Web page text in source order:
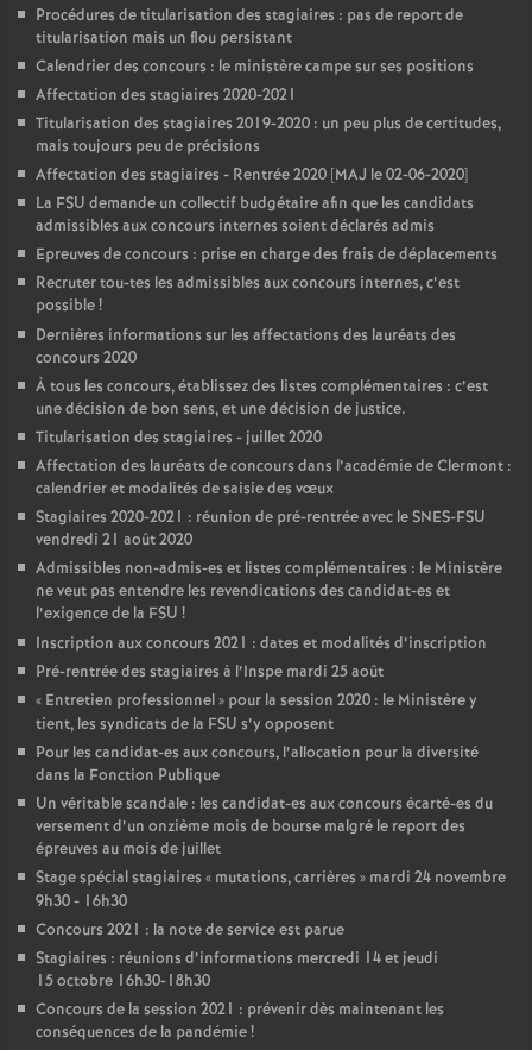
Procédures de titularisation des stagiaires : pas de report de
titularisation mais un flou persistant
Calendrier des concours : le ministère campe sur ses positions
Affectation des stagiaires 2020-2021
Titularisation des stagiaires 2019-2020 : un peu plus de certitudes,
mais toujours peu de précisions
Affectation des stagiaires - Rentrée 2020 [MAJ le 02-06-2020]
La FSU demande un collectif budgétaire afin que les candidats
admissibles aux concours internes soient déclarés admis
Epreuves de concours : prise en charge des frais de déplacements
Recruter tou-tes les admissibles aux concours internes, c’est
possible!
Dernières informations sur les affectations des lauréats des
concours 2020
À tous les concours, établissez des listes complémentaires : c’est
une décision de bon sens, et une décision de justice.
Titularisation des stagiaires - juillet 2020
Affectation des lauréats de concours dans l’académie de Clermont :
calendrier et modalités de saisie des vœux
Stagiaires 2020-2021 : réunion de pré-rentrée avec le SNES-FSU
vendredi 21 août 2020
Admissibles non-admis-es et listes complémentaires : le Ministère
ne veut pas entendre les revendications des candidat-es et
l’exigence de la FSU !
Inscription aux concours 2021 : dates et modalités d’inscription
Pré-rentrée des stagiaires à l’Inspe mardi 25 août
« Entretien professionnel» pour la session 2020 : le Ministère y
tient, les syndicats de la FSU s’y opposent
Pour les candidat-es aux concours, l’allocation pour la diversité
dans la Fonction Publique
Un véritable scandale : les candidat-es aux concours écarté-es du
versement d’un onzième mois de bourse malgré le report des
épreuves au mois de juillet
Stage spécial stagiaires « mutations, carrières » mardi 24 novembre
9h30 - 16h30
Concours 2021 : la note de service est parue
Stagiaires : réunions d’informations mercredi 14 et jeudi
15 octobre 16h30-18h30
Concours de la session 2021 : prévenir dès maintenant les
conséquences de la pandémie!